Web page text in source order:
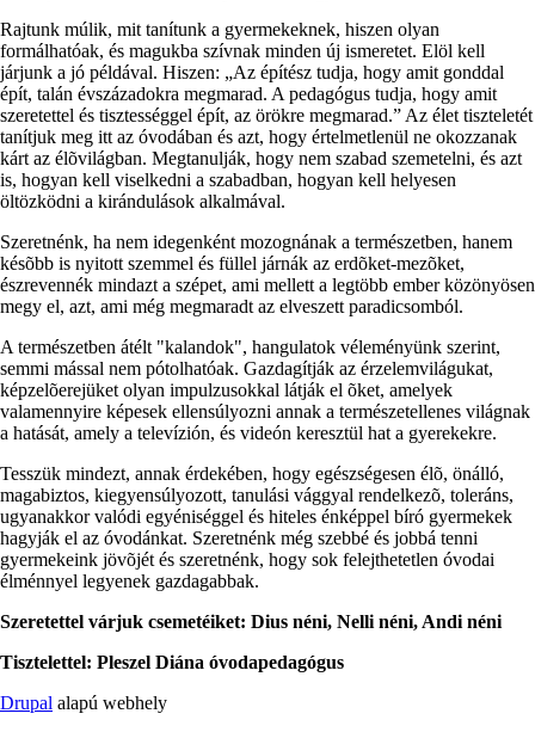
Rajtunk múlik, mit tanítunk a gyermekeknek, hiszen olyan
formálhatóak, és magukba szívnak minden új ismeretet. Elöl kell
járjunk a jó példával. Hiszen: „Az építész tudja, hogy amit gonddal
épít, talán évszázadokra megmarad. A pedagógus tudja, hogy amit
szeretettel és tisztességgel épít, az örökre megmarad.” Az élet tiszteletét
tanítjuk meg itt az óvodában és azt, hogy értelmetlenül ne okozzanak
kárt az élõvilágban. Megtanulják, hogy nem szabad szemetelni, és azt
is, hogyan kell viselkedni a szabadban, hogyan kell helyesen
öltözködni a kirándulások alkalmával.
Szeretnénk, ha nem idegenként mozognának a természetben, hanem
késõbb is nyitott szemmel és füllel járnák az erdõket-mezõket,
észrevennék mindazt a szépet, ami mellett a legtöbb ember közönyösen
megy el, azt, ami még megmaradt az elveszett paradicsomból.
A természetben átélt "kalandok", hangulatok véleményünk szerint,
semmi mással nem pótolhatóak. Gazdagítják az érzelemvilágukat,
képzelõerejüket olyan impulzusokkal látják el õket, amelyek
valamennyire képesek ellensúlyozni annak a természetellenes világnak
a hatását, amely a televízión, és videón keresztül hat a gyerekekre.
Tesszük mindezt, annak érdekében, hogy egészségesen élõ, önálló,
magabiztos, kiegyensúlyozott, tanulási vággyal rendelkezõ, toleráns,
ugyanakkor valódi egyéniséggel és hiteles énképpel bíró gyermekek
hagyják el az óvodánkat. Szeretnénk még szebbé és jobbá tenni
gyermekeink jövõjét és szeretnénk, hogy sok felejthetetlen óvodai
élménnyel legyenek gazdagabbak.
Szeretettel várjuk csemetéiket: Dius néni, Nelli néni, Andi néni
Tisztelettel: Pleszel Diána óvodapedagógus
Drupal alapú webhely